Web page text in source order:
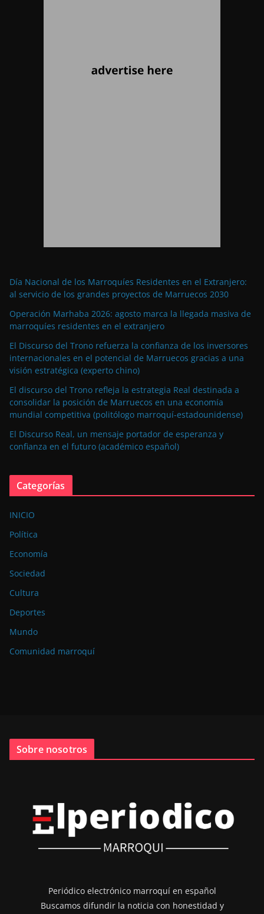
Día Nacional de los Marroquíes Residentes en el Extranjero:
al servicio de los grandes proyectos de Marruecos 2030
Operación Marhaba 2026: agosto marca la llegada masiva de
marroquíes residentes en el extranjero
El Discurso del Trono refuerza la confianza de los inversores
internacionales en el potencial de Marruecos gracias a una
visión estratégica (experto chino)
El discurso del Trono refleja la estrategia Real destinada a
consolidar la posición de Marruecos en una economía
mundial competitiva (politólogo marroquí-estadounidense)
El Discurso Real, un mensaje portador de esperanza y
confianza en el futuro (académico español)
Categorías
INICIO
Política
Economía
Sociedad
Cultura
Deportes
Mundo
Comunidad marroquí
Sobre nosotros
Periódico electrónico marroquí en español
Buscamos difundir la noticia con honestidad y